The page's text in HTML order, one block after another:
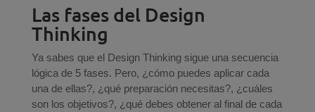
Las fases del Design
Thinking
Ya sabes que el Design Thinking sigue una secuencia
lógica de 5 fases. Pero, ¿cómo puedes aplicar cada
una de ellas?, ¿qué preparación necesitas?, ¿cuáles
son los objetivos?, ¿qué debes obtener al final de cada